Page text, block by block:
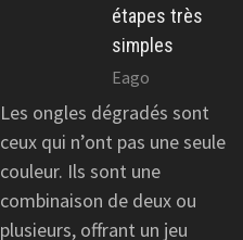
étapes très
simples
Eago
Les ongles dégradés sont
ceux qui n’ont pas une seule
couleur. Ils sont une
combinaison de deux ou
plusieurs, offrant un jeu